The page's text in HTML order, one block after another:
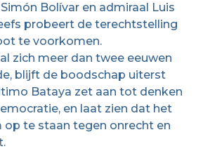
Bolívar en admiraal Luis
probeert de terechtstelling
te voorkomen.
zich meer dan twee eeuwen
blijft de boodschap uiterst
Bataya zet aan tot denken
en laat zien dat het
te staan tegen onrecht en